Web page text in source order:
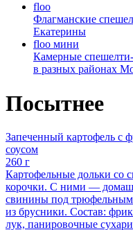
floo
Флагманские
Екатерины
floo мини
Камерные
в разных районах
Посытнее
Запеченный картофель с
соусом
260 г
Картофельные дольки со
корочки. С ними —
свинины под трюфельным
из брусники. Состав:
лук, панировочные